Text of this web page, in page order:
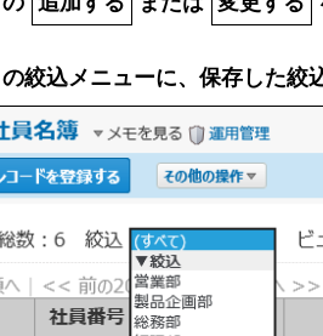
絞込メニューに、保存した絞